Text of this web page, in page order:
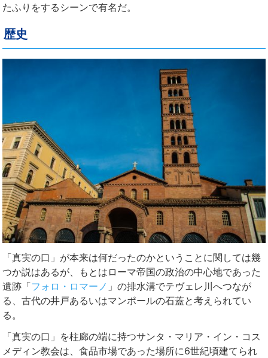
たふりをするシーンで有名だ。
歴史
「真実の口」が本来は何だったのかということに関しては幾
つか説はあるが、もとはローマ帝国の政治の中心地であった
遺跡「フォロ・ロマーノ 」の排水溝でテヴェレ川へつなが
る、古代の井戸あるいはマンポールの石蓋と考えられてい
る。
「真実の口」を柱廊の端に持つサンタ・マリア・イン・コス
メディン教会は、食品市場であった場所に6世紀頃建てられ